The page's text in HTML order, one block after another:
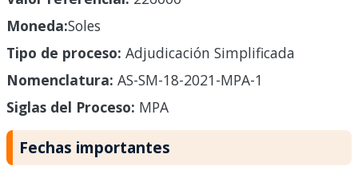
Moneda:Soles
Tipo de proceso: Adjudicación Simplificada
Nomenclatura: AS-SM-18-2021-MPA-1
Siglas del Proceso: MPA
Fechas importantes